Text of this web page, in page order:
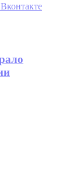
Вконтакте